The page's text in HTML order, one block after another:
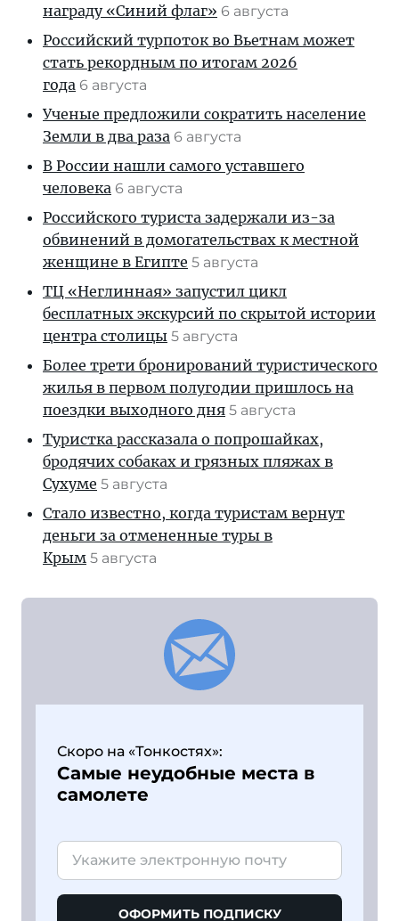
награду «Синий флаг» 6 августа
Российский турпоток во Вьетнам может
стать рекордным по итогам 2026
года 6 августа
Ученые предложили сократить население
Земли в два раза 6 августа
В России нашли самого уставшего
человека 6 августа
Российского туриста задержали из-за
обвинений в домогательствах к местной
женщине в Египте 5 августа
ТЦ «Неглинная» запустил цикл
бесплатных экскурсий по скрытой истории
центра столицы 5 августа
Более трети бронирований туристического
жилья в первом полугодии пришлось на
поездки выходного дня 5 августа
Туристка рассказала о попрошайках,
бродячих собаках и грязных пляжах в
Сухуме 5 августа
Стало известно, когда туристам вернут
деньги за отмененные туры в
Крым 5 августа
Скоро на «Тонкостях»:
Самые неудобные места в
самолете
ОФОРМИТЬ ПОДПИСКУ